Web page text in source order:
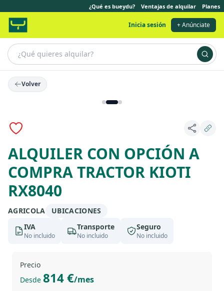
¿Qué es bueydu? Ventajas de alquilar Planes
Inicia sesión + Anúnciate
Volver
ALQUILER CON OPCIÓN A
COMPRA TRACTOR KIOTI
RX8040
AGRICOLA
UBICACIONES
IVA
No incluido
Transporte
No incluido
Seguro
No incluido
Precio
Desde 814 €/mes